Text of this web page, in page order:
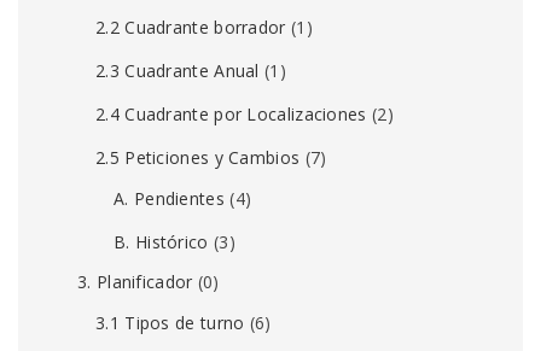
2.2 Cuadrante borrador (1)
2.3 Cuadrante Anual (1)
2.4 Cuadrante por Localizaciones (2)
2.5 Peticiones y Cambios (7)
A. Pendientes (4)
B. Histórico (3)
3. Planificador (0)
3.1 Tipos de turno (6)